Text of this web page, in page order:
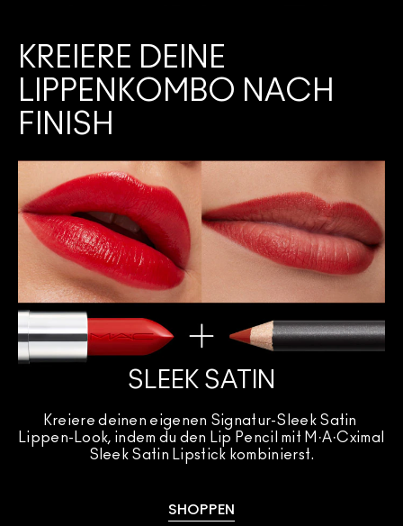
KREIERE DEINE
LIPPENKOMBO NACH
FINISH
SLEEK SATIN
Kreiere deinen eigenen Signatur-Sleek Satin
Lippen-Look, indem du den Lip Pencil mit M·A·Cximal
Sleek Satin Lipstick kombinierst.
SHOPPEN